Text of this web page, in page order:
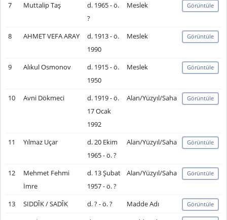
7 Muttalip Taş
d. 1965 - ö.
?
Meslek Görüntüle
8 AHMET VEFA ARAY
d. 1913 - ö.
1990
Meslek Görüntüle
9 Alıkul Osmonov
d. 1915 - ö.
1950
Meslek Görüntüle
10 Avni Dökmeci
d. 1919 - ö.
17 Ocak
1992
Alan/Yüzyıl/Saha Görüntüle
11 Yılmaz Uçar
d. 20 Ekim
1965 - ö. ?
Alan/Yüzyıl/Saha Görüntüle
12
Mehmet Fehmi
İmre
d. 13 Şubat
1957 - ö. ?
Alan/Yüzyıl/Saha Görüntüle
13 SIDDÎK / SADÎK d. ? - ö. ? Madde Adı Görüntüle